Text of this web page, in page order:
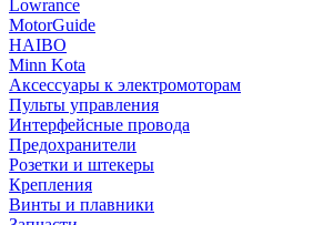
Lowrance
MotorGuide
HAIBO
Minn Kota
Аксессуары к электромоторам
Пульты управления
Интерфейсные провода
Предохранители
Розетки и штекеры
Крепления
Винты и плавники